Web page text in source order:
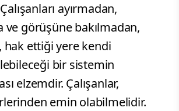
ayırmadan,
ve görüşüne bakılmadan,
hak ettiği yere kendi
bir sistemin
elzemdir. Çalışanlar,
emin olabilmelidir.